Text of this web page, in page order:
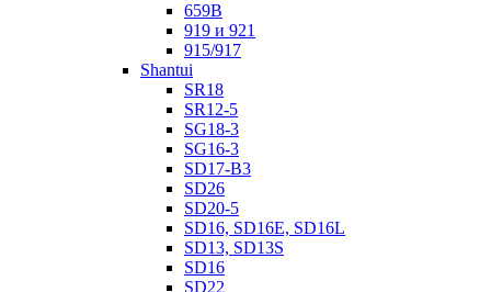
659B
919 и 921
915/917
Shantui
SR18
SR12-5
SG18-3
SG16-3
SD17-B3
SD26
SD20-5
SD16, SD16E, SD16L
SD13, SD13S
SD16
SD22